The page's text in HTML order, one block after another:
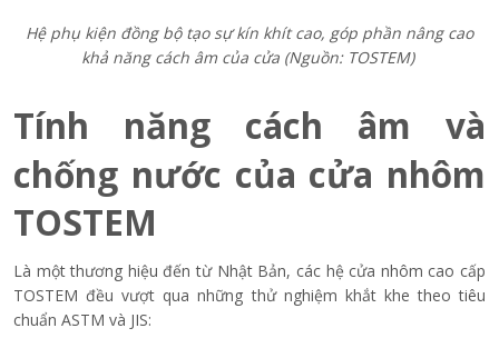
Hệ phụ kiện đồng bộ tạo sự kín khít cao, góp phần nâng cao
khả năng cách âm của cửa (Nguồn: TOSTEM)
Tính năng cách âm và
chống nước của cửa nhôm
TOSTEM
Là một thương hiệu đến từ Nhật Bản, các hệ cửa nhôm cao cấp
TOSTEM đều vượt qua những thử nghiệm khắt khe theo tiêu
chuẩn ASTM và JIS: